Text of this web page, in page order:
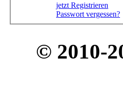
jetzt Registrieren
Passwort vergessen?
© 2010-